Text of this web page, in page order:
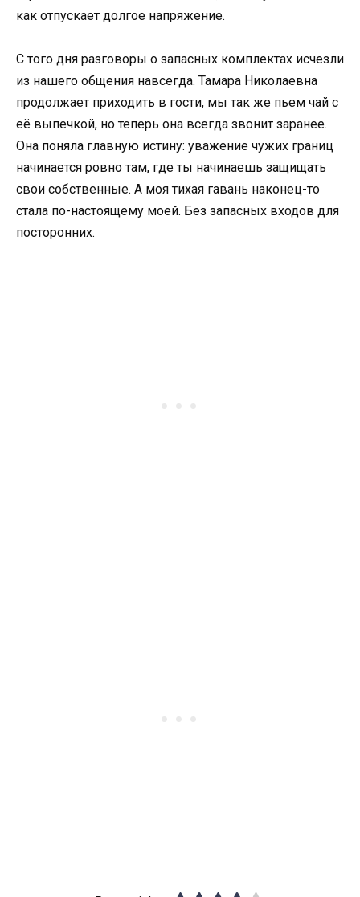
как отпускает долгое напряжение.
С того дня разговоры о запасных комплектах исчезли
из нашего общения навсегда. Тамара Николаевна
продолжает приходить в гости, мы так же пьем чай с
её выпечкой, но теперь она всегда звонит заранее.
Она поняла главную истину: уважение чужих границ
начинается ровно там, где ты начинаешь защищать
свои собственные. А моя тихая гавань наконец-то
стала по-настоящему моей. Без запасных входов для
посторонних.